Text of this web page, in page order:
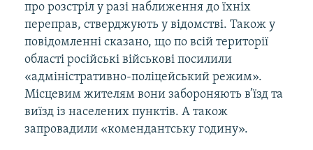
про розстріл у разі наближення до їхніх
переправ, стверджують у відомстві. Також у
повідомленні сказано, що по всій території
області російські військові посилили
«адміністративно-поліцейський режим».
Місцевим жителям вони забороняють в’їзд та
виїзд із населених пунктів. А також
запровадили «комендантську годину».